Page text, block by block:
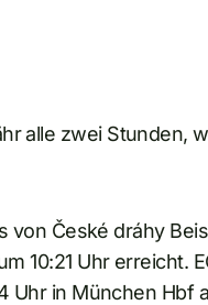
alle zwei Stunden,
České dráhy
10:21 Uhr erreicht.
Uhr in München Hbf